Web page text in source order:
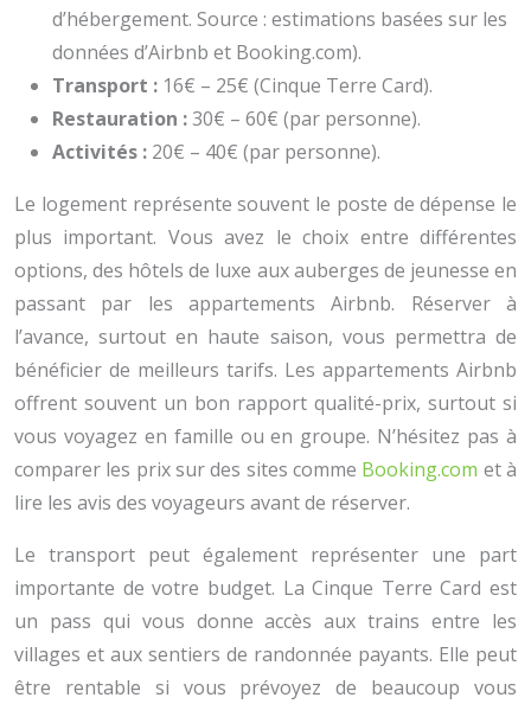
d’hébergement. Source : estimations basées sur les
données d’Airbnb et Booking.com).
Transport : 16€ – 25€ (Cinque Terre Card).
Restauration :30€ – 60€ (par personne).
Activités : 20€ – 40€ (par personne).
Le logement représente souvent le poste de dépense le
plus important. Vous avez le choix entre différentes
options, des hôtels de luxe aux auberges de jeunesse en
passant par les appartements Airbnb. Réserver à
l’avance, surtout en haute saison, vous permettra de
bénéficier de meilleurs tarifs. Les appartements Airbnb
offrent souvent un bon rapport qualité-prix, surtout si
vous voyagez en famille ou en groupe. N’hésitez pas à
comparer les prix sur des sites comme Booking.com et à
lire les avis des voyageurs avant de réserver.
Le transport peut également représenter une part
importante de votre budget. La Cinque Terre Card est
un pass qui vous donne accès aux trains entre les
villages et aux sentiers de randonnée payants. Elle peut
être rentable si vous prévoyez de beaucoup vous